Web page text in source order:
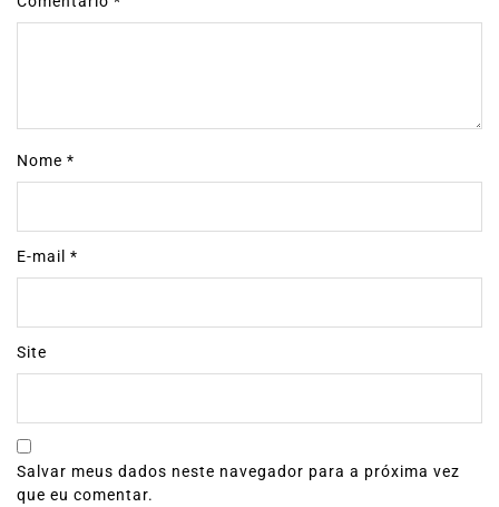
Nome *
E-mail *
Site
Salvar meus dados neste navegador para a próxima vez
que eu comentar.